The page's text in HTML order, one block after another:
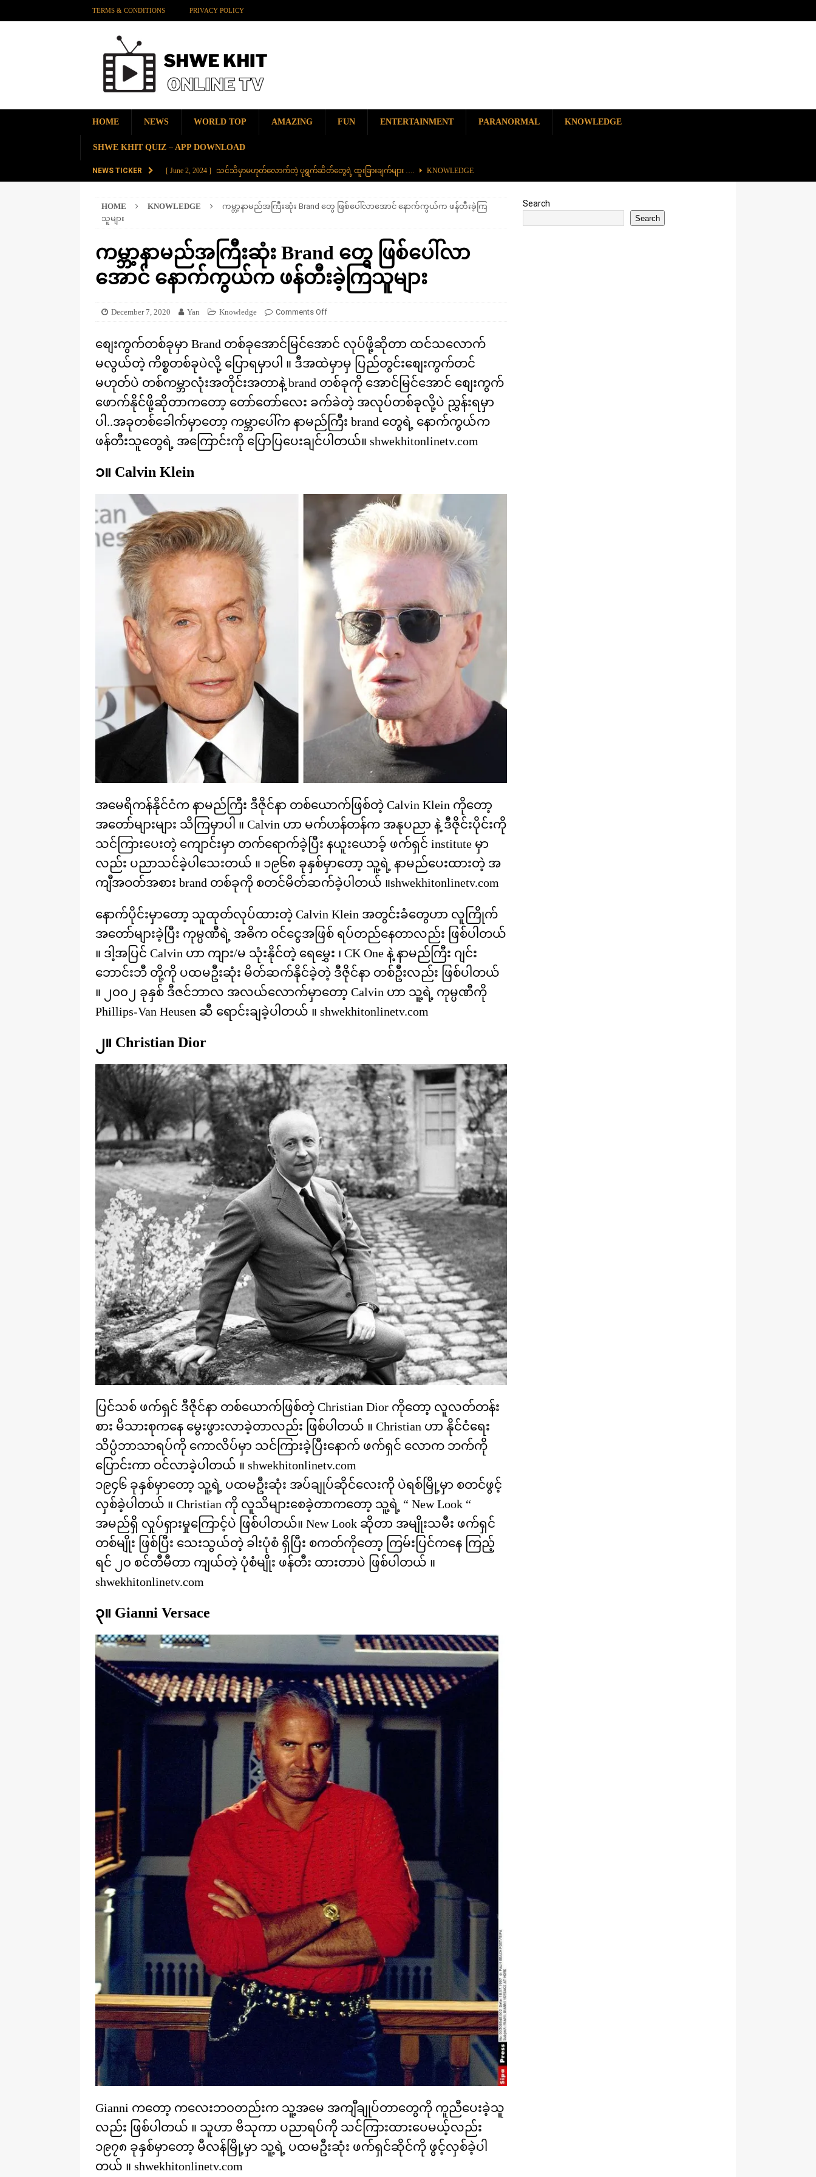
TERMS & CONDITIONS PRIVACY POLICY
HOME NEWS WORLD TOP AMAZING FUN ENTERTAINMENT PARANORMAL KNOWLEDGE
SHWE KHIT QUIZ – APP DOWNLOAD
NEWS TICKER [ June 2, 2024 ] သင်သိမှာမဟုတ်လောက်တဲ့ ပုရွက်ဆိတ်တွေရဲ့ ထူးခြားချက်များ …. KNOWLEDGE
[ November 28, 2023 ] တွဲပေါင်း (၆၀၀) ကျော်နဲ့ ကမ္ဘာ့အရှည်ဆုံး မီးရထားကြီး KNOWLEDGE
[ August 20, 2025 ] ဒိုင်နိုဆောတွေကို မျိုးတုံးစေခဲ့တဲ့ ဥက္ကာခဲကြီးရဲ့ အဖျက်စွမ်းအား ဘယ်လောက်ရှိခဲ့လဲ
KNOWLEDGE
HOME KNOWLEDGE
ကမ္ဘာ့နာမည်အကြီးဆုံး Brand တွေ ဖြစ်ပေါ်လာအောင် နောက်ကွယ်က ဖန်တီးခဲ့ကြ
သူများ
ကမ္ဘာ့နာမည်အကြီးဆုံး Brand တွေ ဖြစ်ပေါ်လာ
အောင် နောက်ကွယ်က ဖန်တီးခဲ့ကြသူများ
December 7, 2020 Yan Knowledge Comments Off
စျေးကွက်တစ်ခုမှာ Brand တစ်ခုအောင်မြင်အောင် လုပ်ဖို့ဆိုတာ ထင်သလောက်
မလွယ်တဲ့ ကိစ္စတစ်ခုပဲလို့ ပြောရမှာပါ ။ ဒီအထဲမှာမှ ပြည်တွင်းစျေးကွက်တင်
မဟုတ်ပဲ တစ်ကမ္ဘာလုံးအတိုင်းအတာနဲ့ brand တစ်ခုကို အောင်မြင်အောင် စျေးကွက်
ဖောက်နိုင်ဖို့ဆိုတာကတော့ တော်တော်လေး ခက်ခဲတဲ့ အလုပ်တစ်ခုလို့ပဲ ညွှန်းရမှာ
ပါ..အခုတစ်ခေါက်မှာတော့ ကမ္ဘာပေါ်က နာမည်ကြီး brand တွေရဲ့ နောက်ကွယ်က
ဖန်တီးသူတွေရဲ့ အကြောင်းကို ပြောပြပေးချင်ပါတယ်။ shwekhitonlinetv.com
၁။ Calvin Klein
အမေရိကန်နိုင်ငံက နာမည်ကြီး ဒီဇိုင်နာ တစ်ယောက်ဖြစ်တဲ့ Calvin Klein ကိုတော့
အတော်များများ သိကြမှာပါ ။ Calvin ဟာ မက်ဟန်တန်က အနုပညာ နဲ့ ဒီဇိုင်းပိုင်းကို
သင်ကြားပေးတဲ့ ကျောင်းမှာ တက်ရောက်ခဲ့ပြီး နယူးယောခ့် ဖက်ရှင် institute မှာ
လည်း ပညာသင်ခဲ့ပါသေးတယ် ။ ၁၉၆၈ ခုနှစ်မှာတော့ သူ့ရဲ့ နာမည်ပေးထားတဲ့ အ
ကျီအဝတ်အစား brand တစ်ခုကို စတင်မိတ်ဆက်ခဲ့ပါတယ် ။shwekhitonlinetv.com
နောက်ပိုင်းမှာတော့ သူထုတ်လုပ်ထားတဲ့ Calvin Klein အတွင်းခံတွေဟာ လူကြိုက်
အတော်များခဲ့ပြီး ကုမ္ပဏီရဲ့ အဓိက ဝင်ငွေအဖြစ် ရပ်တည်နေတာလည်း ဖြစ်ပါတယ်
။ ဒါ့အပြင် Calvin ဟာ ကျား/မ သုံးနိုင်တဲ့ ရေမွှေး ၊ CK One နဲ့ နာမည်ကြီး ဂျင်း
ဘောင်းဘီ တို့ကို ပထမဦးဆုံး မိတ်ဆက်နိုင်ခဲ့တဲ့ ဒီဇိုင်နာ တစ်ဦးလည်း ဖြစ်ပါတယ်
။ ၂၀၀၂ ခုနှစ် ဒီဇင်ဘာလ အလယ်လောက်မှာတော့ Calvin ဟာ သူ့ရဲ့ ကုမ္ပဏီကို
Phillips-Van Heusen ဆီ ရောင်းချခဲ့ပါတယ် ။ shwekhitonlinetv.com
၂။ Christian Dior
ပြင်သစ် ဖက်ရှင် ဒီဇိုင်နာ တစ်ယောက်ဖြစ်တဲ့ Christian Dior ကိုတော့ လူလတ်တန်း
စား မိသားစုကနေ မွေးဖွားလာခဲ့တာလည်း ဖြစ်ပါတယ် ။ Christian ဟာ နိုင်ငံရေး
သိပ္ပံဘာသာရပ်ကို ကောလိပ်မှာ သင်ကြားခဲ့ပြီးနောက် ဖက်ရှင် လောက ဘက်ကို
ပြောင်းကာ ဝင်လာခဲ့ပါတယ် ။ shwekhitonlinetv.com
၁၉၄၆ ခုနှစ်မှာတော့ သူ့ရဲ့ ပထမဦးဆုံး အပ်ချုပ်ဆိုင်လေးကို ပဲရစ်မြို့မှာ စတင်ဖွင့်
လှစ်ခဲ့ပါတယ် ။ Christian ကို လူသိများစေခဲ့တာကတော့ သူ့ရဲ့ “ New Look “
အမည်ရှိ လှုပ်ရှားမှုကြောင့်ပဲ ဖြစ်ပါတယ်။ New Look ဆိုတာ အမျိုးသမီး ဖက်ရှင်
တစ်မျိုး ဖြစ်ပြီး သေးသွယ်တဲ့ ခါးပုံစံ ရှိပြီး စကတ်ကိုတော့ ကြမ်းပြင်ကနေ ကြည့်
ရင် ၂၀ စင်တီမီတာ ကျယ်တဲ့ ပုံစံမျိုး ဖန်တီး ထားတာပဲ ဖြစ်ပါတယ် ။
shwekhitonlinetv.com
၃။ Gianni Versace
Gianni ကတော့ ကလေးဘ၀တည်းက သူ့အမေ အကျီချုပ်တာတွေကို ကူညီပေးခဲ့သူ
လည်း ဖြစ်ပါတယ် ။ သူဟာ ဗိသုကာ ပညာရပ်ကို သင်ကြားထားပေမယ့်လည်း
၁၉၇၈ ခုနှစ်မှာတော့ မီလန်မြို့မှာ သူ့ရဲ့ ပထမဦးဆုံး ဖက်ရှင်ဆိုင်ကို ဖွင့်လှစ်ခဲ့ပါ
တယ် ။ shwekhitonlinetv.com
Search
Search